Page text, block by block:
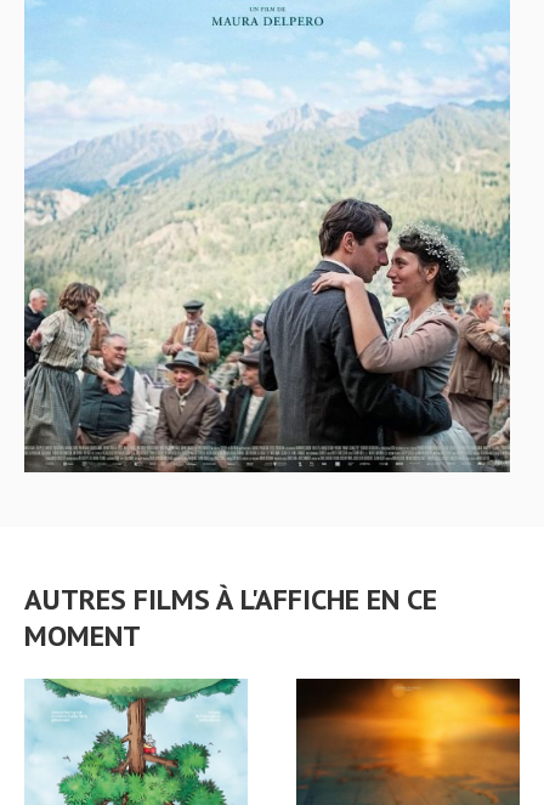
AUTRES FILMS À L'AFFICHE EN CE
MOMENT